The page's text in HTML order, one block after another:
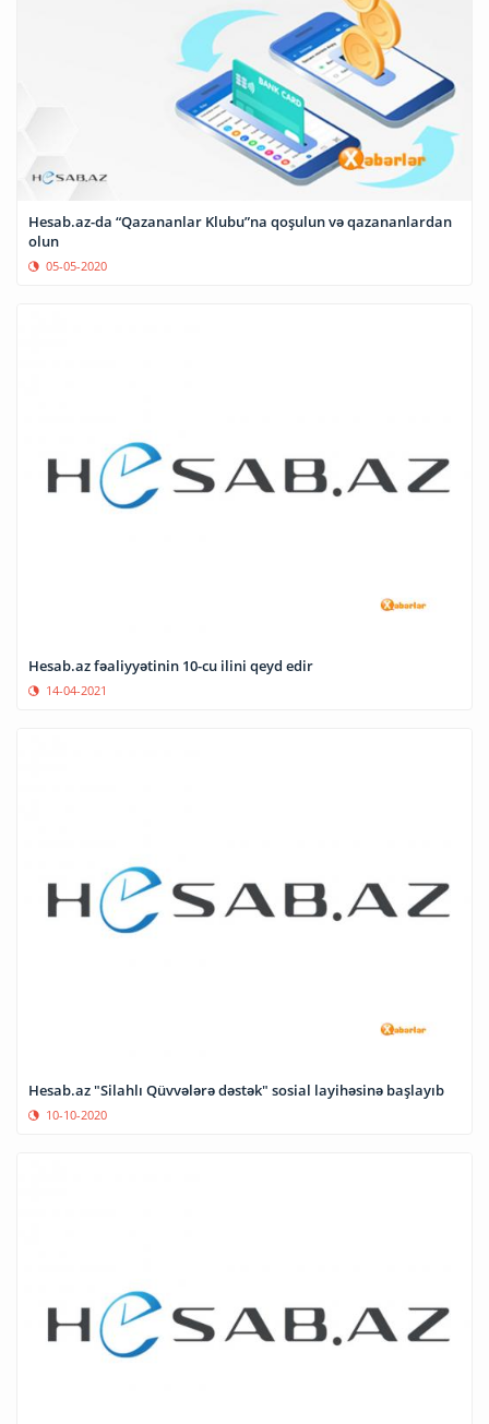
Hesab.az-da “Qazananlar Klubu”na qoşulun və qazananlardan
olun
05-05-2020
Hesab.az fəaliyyətinin 10-cu ilini qeyd edir
14-04-2021
Hesab.az "Silahlı Qüvvələrə dəstək" sosial layihəsinə başlayıb
10-10-2020